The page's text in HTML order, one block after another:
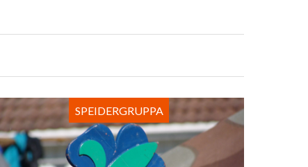
SPEIDERGRUPPA